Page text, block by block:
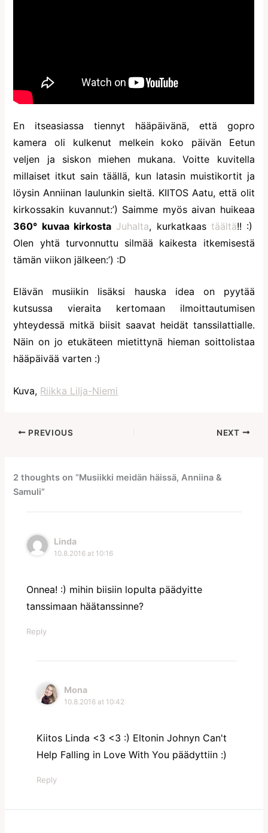
En itseasiassa tiennyt hääpäivänä, että gopro
kamera oli kulkenut melkein koko päivän Eetun
veljen ja siskon miehen mukana. Voitte kuvitella
millaiset itkut sain täällä, kun latasin muistikortit ja
löysin Anniinan laulunkin sieltä. KIITOS Aatu, että olit
kirkossakin kuvannut:’) Saimme myös aivan huikeaa
360° kuvaa kirkosta Juhalta, kurkatkaas täältä!! :)
Olen yhtä turvonnuttu silmää kaikesta itkemisestä
tämän viikon jälkeen:’) :D
Elävän musiikin lisäksi hauska idea on pyytää
kutsussa vieraita kertomaan ilmoittautumisen
yhteydessä mitkä biisit saavat heidät tanssilattialle.
Näin on jo etukäteen mietittynä hieman soittolistaa
hääpäivää varten :)
Kuva, Riikka Lilja-Niemi
PREVIOUS NEXT
2 thoughts on “Musiikki meidän häissä, Anniina &
Samuli”
Linda
10.8.2016 at 10:16
Onnea! :) mihin biisiin lopulta päädyitte
tanssimaan häätanssinne?
Reply
Mona
10.8.2016 at 10:42
Kiitos Linda <3 <3 :) Eltonin Johnyn Can't
Help Falling in Love With You päädyttiin :)
Reply